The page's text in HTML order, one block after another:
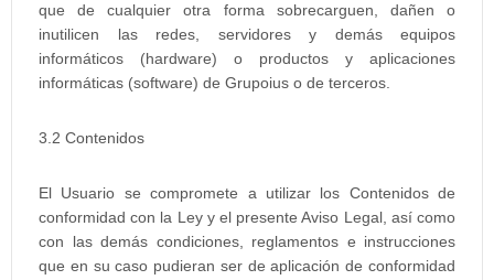
que de cualquier otra forma sobrecarguen, dañen o
inutilicen las redes, servidores y demás equipos
informáticos (hardware) o productos y aplicaciones
informáticas (software) de Grupoius o de terceros.
3.2 Contenidos
El Usuario se compromete a utilizar los Contenidos de
conformidad con la Ley y el presente Aviso Legal, así como
con las demás condiciones, reglamentos e instrucciones
que en su caso pudieran ser de aplicación de conformidad